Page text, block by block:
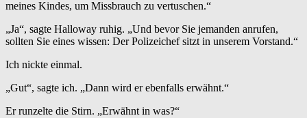
meines Kindes, um Missbrauch zu vertuschen.“
„Ja“, sagte Halloway ruhig. „Und bevor Sie jemanden anrufen,
sollten Sie eines wissen: Der Polizeichef sitzt in unserem Vorstand.“
Ich nickte einmal.
„Gut“, sagte ich. „Dann wird er ebenfalls erwähnt.“
Er runzelte die Stirn. „Erwähnt in was?“